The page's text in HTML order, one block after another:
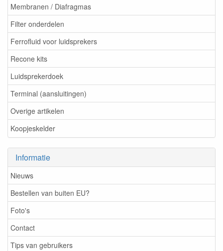
Membranen / Diafragmas
Filter onderdelen
Ferrofluid voor luidsprekers
Recone kits
Luidsprekerdoek
Terminal (aansluitingen)
Overige artikelen
Koopjeskelder
Informatie
Nieuws
Bestellen van buiten EU?
Foto's
Contact
Tips van gebruikers